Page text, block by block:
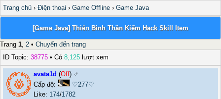
Trang chủ › Điện thoại › Game Offline › Game Java
[Game Java] Thiên Binh Thần Kiếm Hack Skill Item
Trang 1, 2 • Chuyển đến trang
ID Topic: 38775 • Có 8,125 lượt xem
avata1d (Off) ♂️
Cấp độ:
♡277♡
Like: 174/1782